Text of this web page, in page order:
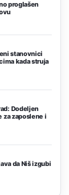
proglašen
stanovnici
kada struja
Dodeljen
za zaposlene i
da Niš izgubi